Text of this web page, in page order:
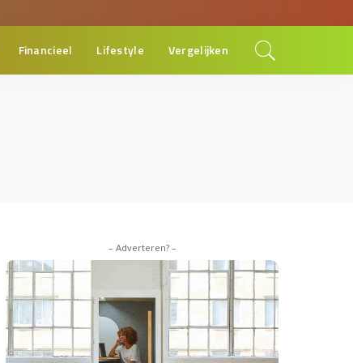
Financieel Lifestyle Vergelijken
– Adverteren? –